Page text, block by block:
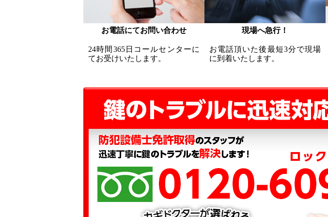
お電話にてお問い合わせ
24時間365日コールセンターに
てお受けいたします。
現場へ急行！
お電話頂いた後最短3分で現場
に到着いたします。